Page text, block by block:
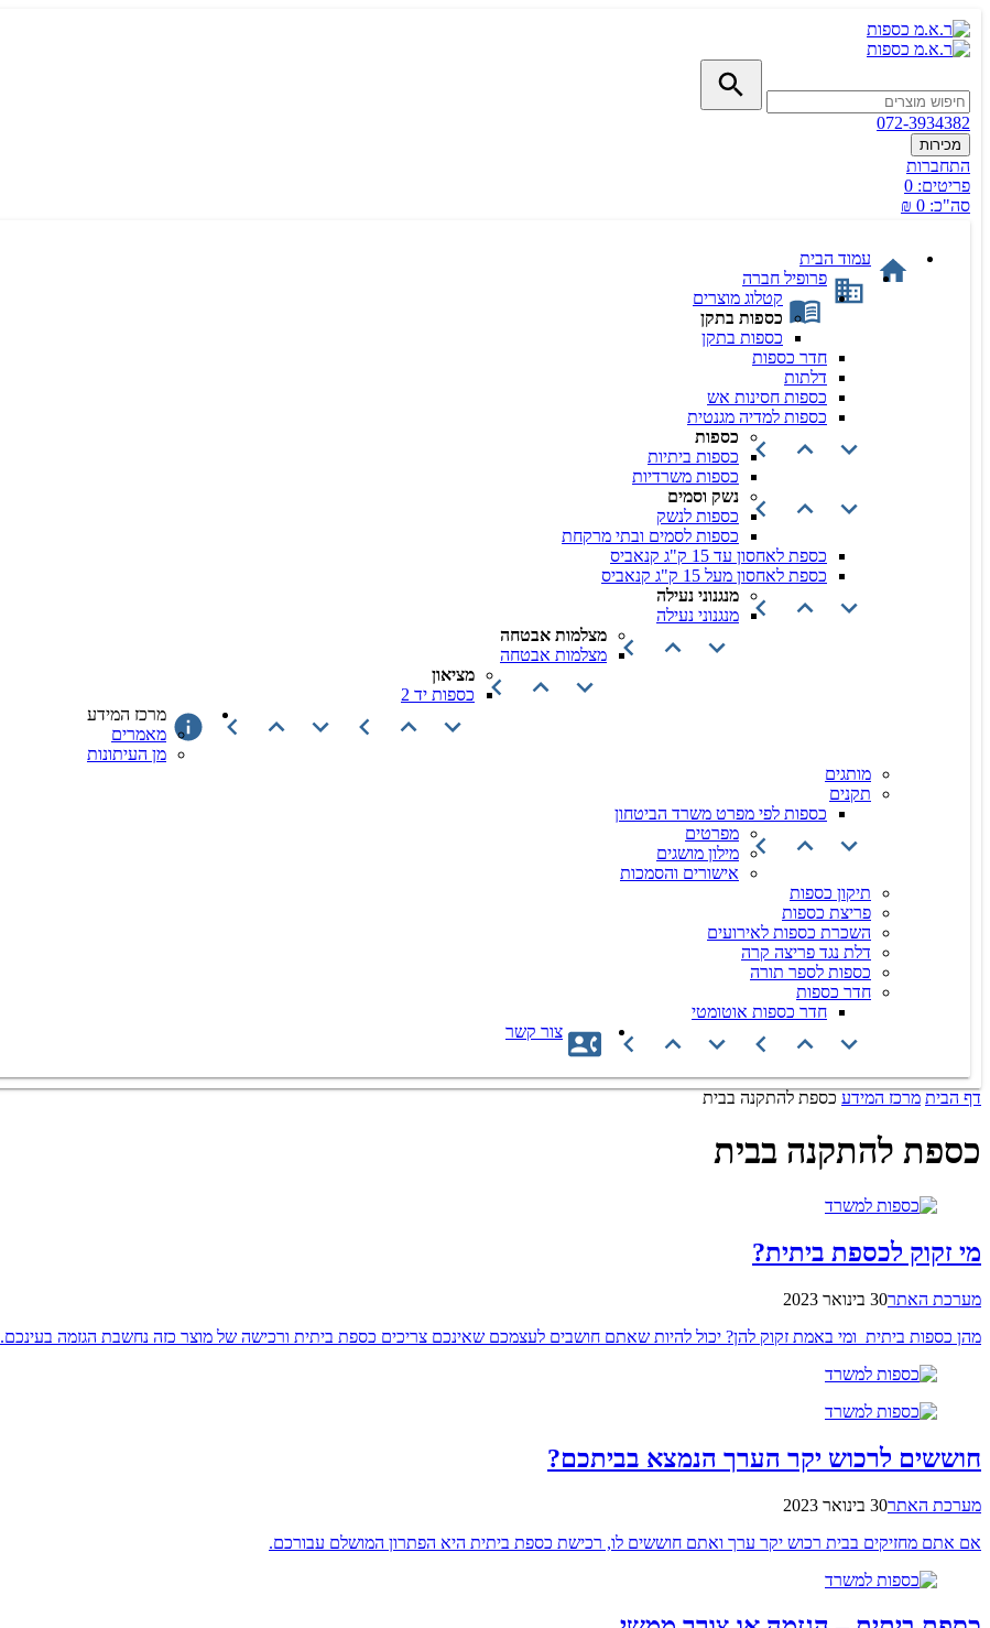
072-3934382
מכירות
התחברות
פריטים: 0
סה"כ: 0 ₪
עמוד הבית
פרופיל חברה
קטלוג מוצרים
כספות בתקן
כספות בתקן
חדר כספות
דלתות
כספות חסינות אש
כספות למדיה מגנטית
כספות
כספות ביתיות
כספות משרדיות
נשק וסמים
כספות לנשק
כספות לסמים ובתי מרקחת
כספת לאחסון עד 15 ק"ג קנאביס
כספת לאחסון מעל 15 ק"ג קנאביס
מנגנוני נעילה
מנגנוני נעילה
מצלמות אבטחה
מצלמות אבטחה
מציאון
כספות יד 2
מרכז המידע
מאמרים
מן העיתונות
מותגים
תקנים
כספות לפי מפרט משרד הביטחון
מפרטים
מילון מושגים
אישורים והסמכות
תיקון כספות
פריצת כספות
השכרת כספות לאירועים
דלת נגד פריצה קרה
כספות לספר תורה
חדר כספות
חדר כספות אוטומטי
צור קשר
דף הבית מרכז המידע כספת להתקנה בבית
כספת להתקנה בבית
מי זקוק לכספת ביתית?
מערכת האתר30 בינואר 2023
מהן כספות ביתית ומי באמת זקוק להן? יכול להיות שאתם חושבים לעצמכם שאינכם צריכים כספת ביתית ורכישה של מוצר כזה נחשבת הגזמה בעינכם.
חוששים לרכוש יקר הערך הנמצא בביתכם?
מערכת האתר30 בינואר 2023
אם אתם מחזיקים בבית רכוש יקר ערך ואתם חוששים לו, רכישת כספת ביתית היא הפתרון המושלם עבורכם.